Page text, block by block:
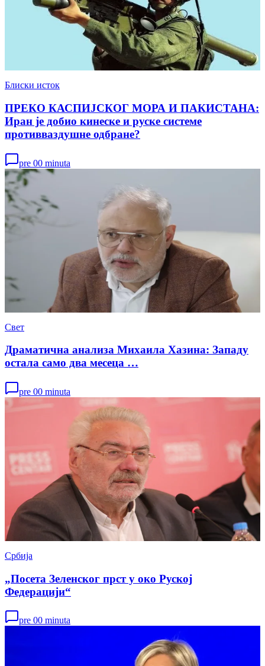
Блиски исток
ПРЕКО КАСПИЈСКОГ МОРА И ПАКИСТАНА:
Иран је добио кинеске и руске системе
противваздушне одбране?
pre 00 minuta
Свет
Драматична анализа Михаила Хазина: Западу
остала само два месеца …
pre 00 minuta
Србија
„Посета Зеленског прст у око Руској
Федерацији“
pre 00 minuta